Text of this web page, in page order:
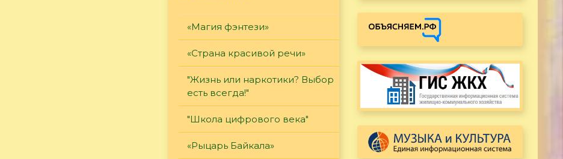
«Магия фэнтези»
«Страна красивой речи»
"Жизнь или наркотики? Выбор
есть всегда!"
"Школа цифрового века"
«Рыцарь Байкала»